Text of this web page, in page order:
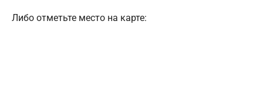
Либо отметьте место на карте: